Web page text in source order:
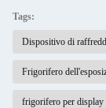
Tags:
Dispositivo di
Frigorifero
frigorifero per display